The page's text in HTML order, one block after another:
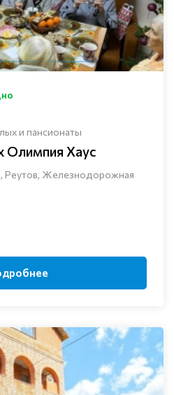
и пансионаты
Олимпия Хаус
Реутов, Железнодорожная